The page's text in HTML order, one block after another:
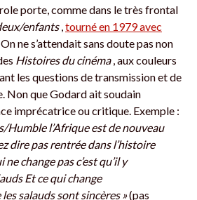
porte, comme dans le très frontal
enfants, tourné en 1979 avec
. On ne s’attendait sans doute pas non
Histoires du cinéma, aux couleurs
les questions de transmission et de
Non que Godard ait soudain
imprécatrice ou critique. Exemple :
Humble l’Afrique est de nouveau
dire pas rentrée dans l’histoire
change pas c’est qu’il y
Et ce qui change
salauds sont sincères »(pas